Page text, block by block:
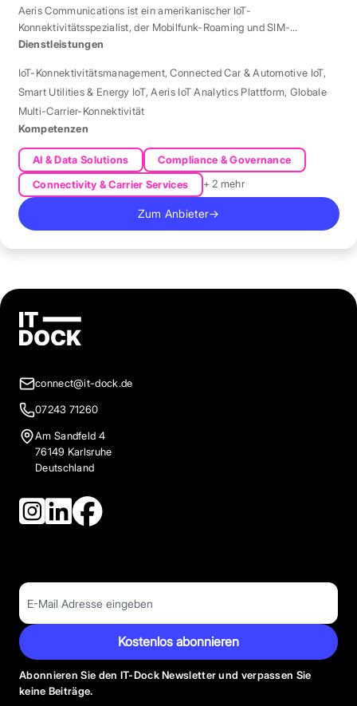
Aeris Communications ist ein amerikanischer IoT-
Konnektivitätsspezialist, der Mobilfunk-Roaming und SIM-
Management in über 190 Ländern verwaltet.
Dienstleistungen
IoT-Konnektivitätsmanagement,Connected Car & Automotive IoT,
Smart Utilities & Energy IoT,Aeris IoT Analytics Plattform, Globale
Multi-Carrier-Konnektivität
Kompetenzen
AI & Data Solutions
Compliance & Governance
Connectivity & Carrier Services
+ 2 mehr
Zum Anbieter→
connect@it-dock.de
07243 71260
Am Sandfeld 4
76149 Karlsruhe
Deutschland
Kostenlos abonnieren
Abonnieren Sie den IT-Dock Newsletter und verpassen Sie
keine Beiträge.